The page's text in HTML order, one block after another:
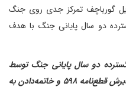
گورباچف تمرکز جدی روی جنگ
دو سال پایانی جنگ با هدف
دو سال پایانی جنگ توسط
گورباچف از صدام با هدف تلاش برای پذیرش قطع‌نامه ۵۹۸ و خاتمه‌دادن به